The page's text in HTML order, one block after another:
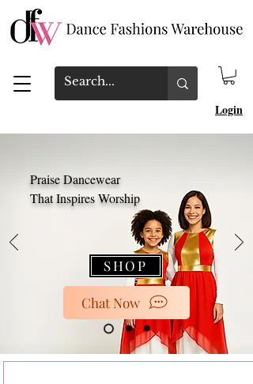
Login
Praise Dancewear
That Inspires Worship
SHOP
Chat Now